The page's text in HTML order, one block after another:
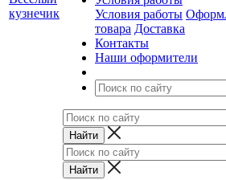
Условия работы
товара Доставка
Контакты
Наши оформители